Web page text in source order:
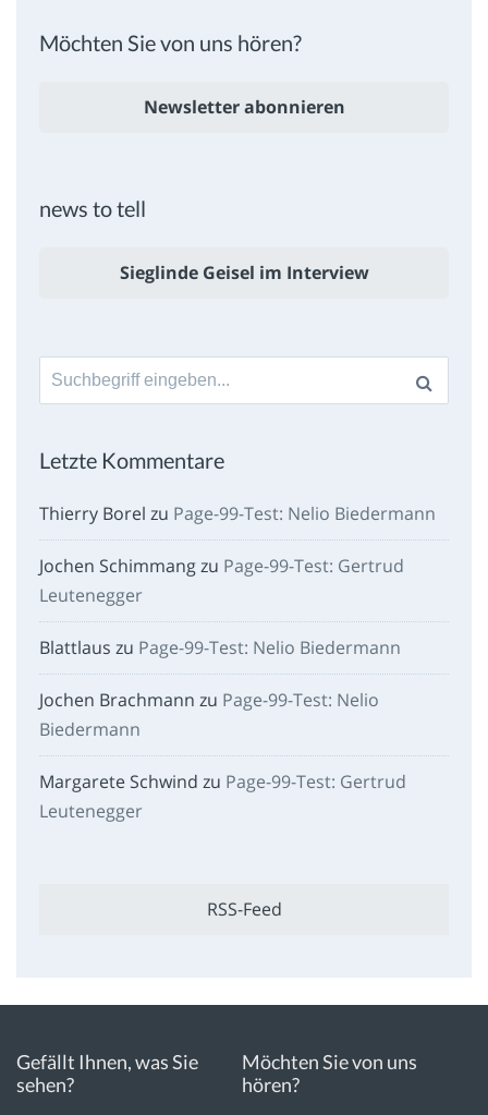
Möchten Sie von uns hören?
Newsletter abonnieren
news to tell
Sieglinde Geisel im Interview
Suche
nach:
Letzte Kommentare
Thierry Borel zu Page-99-Test: Nelio Biedermann
Jochen Schimmangzu Page-99-Test: Gertrud
Leutenegger
Blattlaus zu Page-99-Test: Nelio Biedermann
Jochen Brachmann zu Page-99-Test: Nelio
Biedermann
Margarete Schwind zu Page-99-Test: Gertrud
Leutenegger
RSS-Feed
Gefällt Ihnen, was Sie
sehen?
Möchten Sie von uns
hören?